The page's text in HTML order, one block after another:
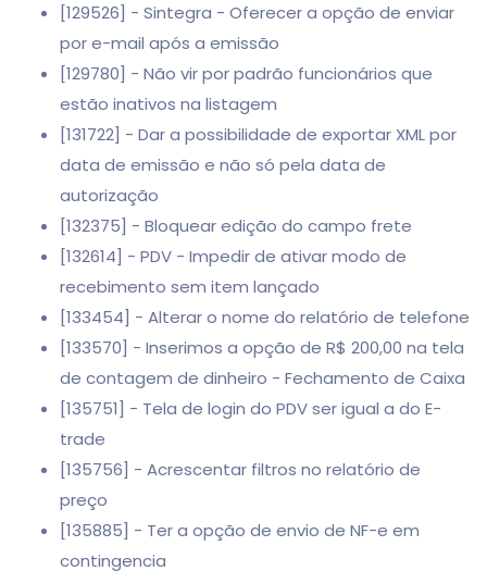
[129526] - Sintegra - Oferecer a opção de enviar
por e-mail após a emissão
[129780] - Não vir por padrão funcionários que
estão inativos na listagem
[131722] - Dar a possibilidade de exportar XML por
data de emissão e não só pela data de
autorização
[132375] - Bloquear edição do campo frete
[132614] - PDV - Impedir de ativar modo de
recebimento sem item lançado
[133454] - Alterar o nome do relatório de telefone
[133570] - Inserimos a opção de R$ 200,00 na tela
de contagem de dinheiro - Fechamento de Caixa
[135751] - Tela de login do PDV ser igual a do E-
trade
[135756] - Acrescentar filtros no relatório de
preço
[135885] - Ter a opção de envio de NF-e em
contingencia